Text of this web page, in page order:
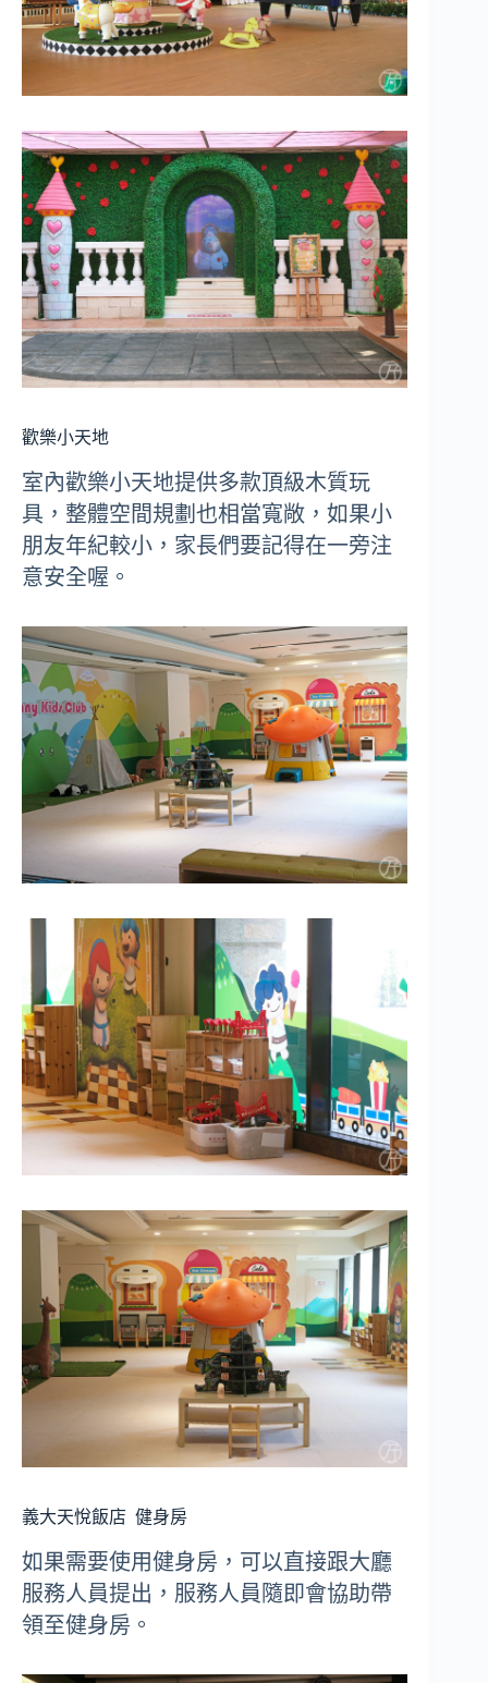
歡樂小天地
室內歡樂小天地提供多款頂級木質玩
具，整體空間規劃也相當寬敞，如果小
朋友年紀較小，家長們要記得在一旁注
意安全喔。
義大天悅飯店 健身房
如果需要使用健身房，可以直接跟大廳
服務人員提出，服務人員隨即會協助帶
領至健身房。